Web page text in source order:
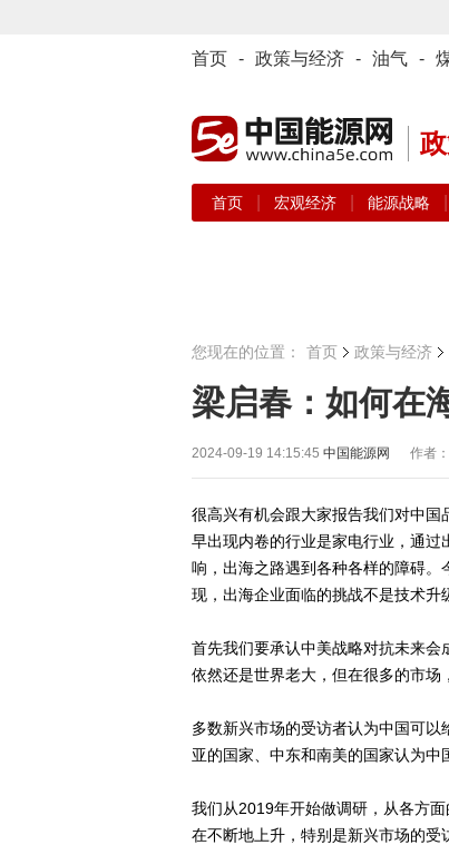
首页 - 政策与经济 - 油气 -
首页 宏观经济 能源战略
您现在的位置： 首页 政策与经济
梁启春：如何在
2024-09-19 14:15:45 中国能源网 作者：
很高兴有机会跟大家报告我们对中
早出现内卷的行业是家电行业，通
响，出海之路遇到各种各样的障碍
现，出海企业面临的挑战不是技术升
首先我们要承认中美战略对抗未来
依然还是世界老大，但在很多的市场
多数新兴市场的受访者认为中国可
亚的国家、中东和南美的国家认为中
我们从2019年开始做调研，从各方
在不断地上升，特别是新兴市场的受